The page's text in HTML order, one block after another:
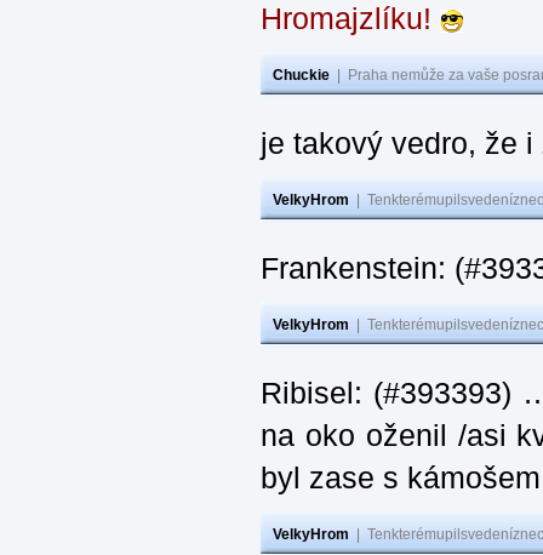
Hromajzlíku!
Chuckie Praha nemůže za vaše
je takový vedro, že
VelkyHrom
Frankenstein:
VelkyHrom
Ribisel: (#393393)
na oko oženil /asi
byl zase s
VelkyHrom